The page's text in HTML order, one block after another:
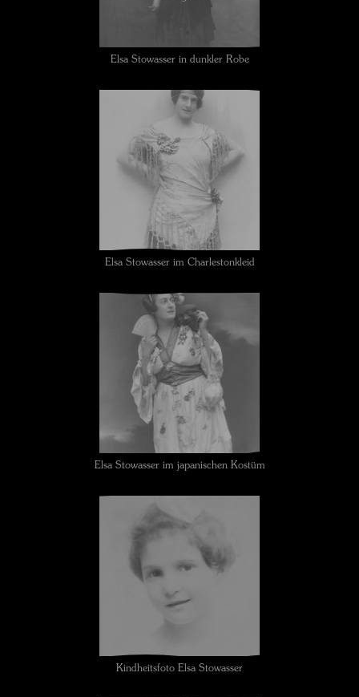
Elsa Stowasser in dunkler Robe
Elsa Stowasser im Charlestonkleid
Elsa Stowasser im japanischen Kostüm
Kindheitsfoto Elsa Stowasser